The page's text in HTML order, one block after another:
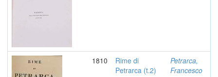
1810
Rime di
Petrarca (t.2)
Petrarca,
Francesco